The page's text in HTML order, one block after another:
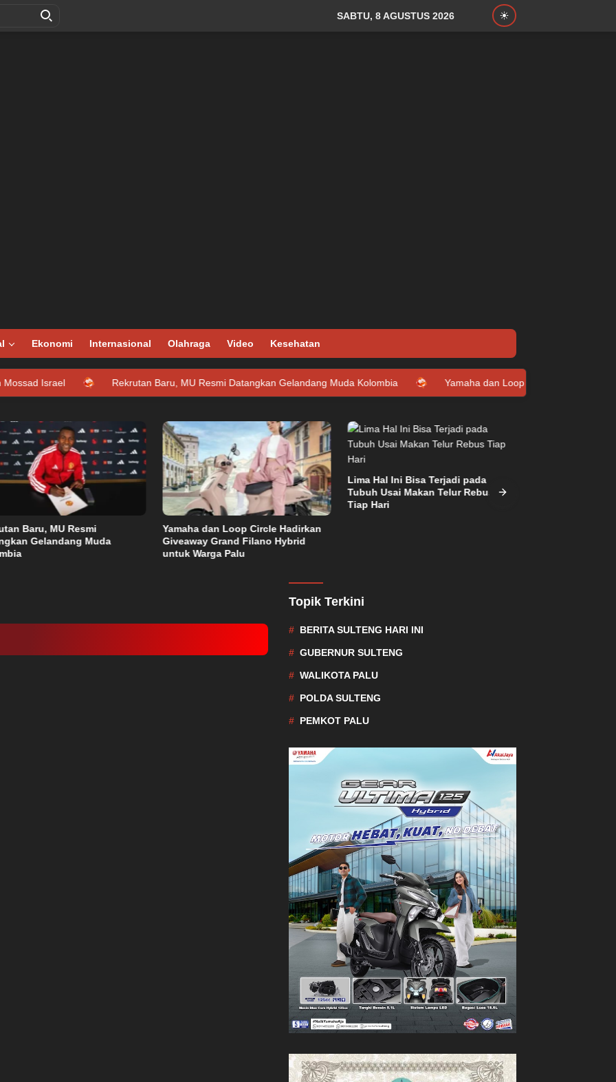
SABTU, 8 AGUSTUS 2026
Ekonomi Internasional Olahraga Video Kesehatan
Rekrutan Baru, MU Resmi Datangkan Gelandang Muda Kolombia Yamaha dan Loop Circle Hadirkan Giveaway Grand
Baru, MU Resmi
Gelandang Muda
Yamaha dan Loop Circle Hadirkan
Giveaway Grand Filano Hybrid
untuk Warga Palu
Lima Hal Ini Bisa Terjadi pada
Tubuh Usai Makan Telur Rebus
Tiap Hari
Topik Terkini
BERITA SULTENG HARI INI
GUBERNUR SULTENG
WALIKOTA PALU
POLDA SULTENG
PEMKOT PALU